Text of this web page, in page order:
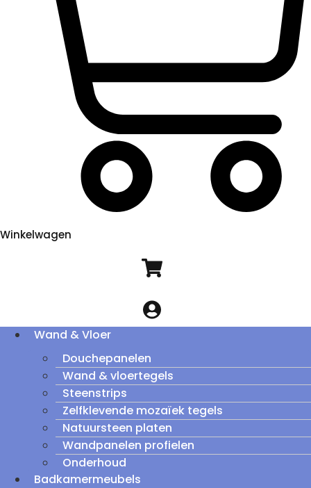
Winkelwagen
Wand & Vloer
Douchepanelen
Wand & vloertegels
Steenstrips
Zelfklevende mozaïek tegels
Natuursteen platen
Wandpanelen profielen
Onderhoud
Badkamermeubels